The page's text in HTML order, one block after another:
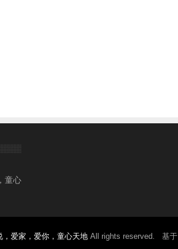
童心
爱家，爱你，童心天地 All rights reserved. 基于